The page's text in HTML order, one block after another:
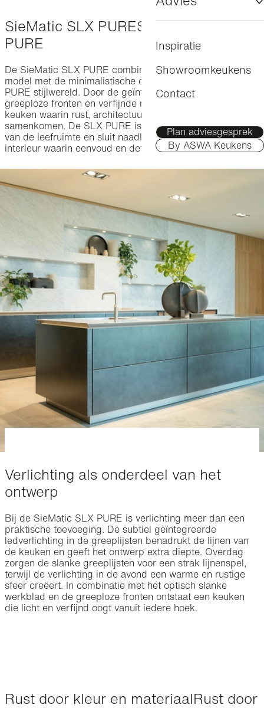
Amsterdam
ASWA Keukens
Inspiratie
Showroomkeukens
Contact
Plan adviesgesprek
By ASWA Keukens
SieMatic SLX PURESieMatic SLX
PURE
De SieMatic SLX PURE combineert het iconische SLX
model met de minimalistische ontwerpfilosofie van de
PURE stijlwereld. Door de geïntegreerde verlichting,
greeploze fronten en verfijnde materialen ontstaat een
keuken waarin rust, architectuur en functionaliteit
samenkomen. De SLX PURE is ontworpen als onderdeel
van de leefruimte en sluit naadloos aan op een modern
interieur waarin eenvoud en detail hand in hand gaan.
SLX PURESLX PURE
Het iconische model binnen de PURE
stijlwereld
Het iconische model binnen
de PURE stijlwereld
De SieMatic SLX is één van de meest herkenbare
modellen binnen de PURE stijlwereld. Waar PURE draait
om rust, heldere lijnen en een minimalistische uitstraling,
voegt de SLX daar een verfijnd designelement aan toe.
De geïntegreerde ledverlichting in de greeplijst
uitstraling. Juist deze combinatie maakt de SLX PURE tot
een geliefde keuze voor moderne leefkeukens waarin
architectuur, licht en materiaalgebruik centraal staan.
Verlichting als onderdeel van het
ontwerp
Bij de SieMatic SLX PURE is verlichting meer dan een
praktische toevoeging. De subtiel geïntegreerde
ledverlichting in de greeplijsten benadrukt de lijnen van
de keuken en geeft het ontwerp extra diepte. Overdag
zorgen de slanke greeplijsten voor een strak lijnenspel,
terwijl de verlichting in de avond een warme en rustige
sfeer creëert. In combinatie met het optisch slanke
werkblad en de greeploze fronten ontstaat een keuken
die licht en verfijnd oogt vanuit iedere hoek.
Rust door kleur en materiaal Rust door